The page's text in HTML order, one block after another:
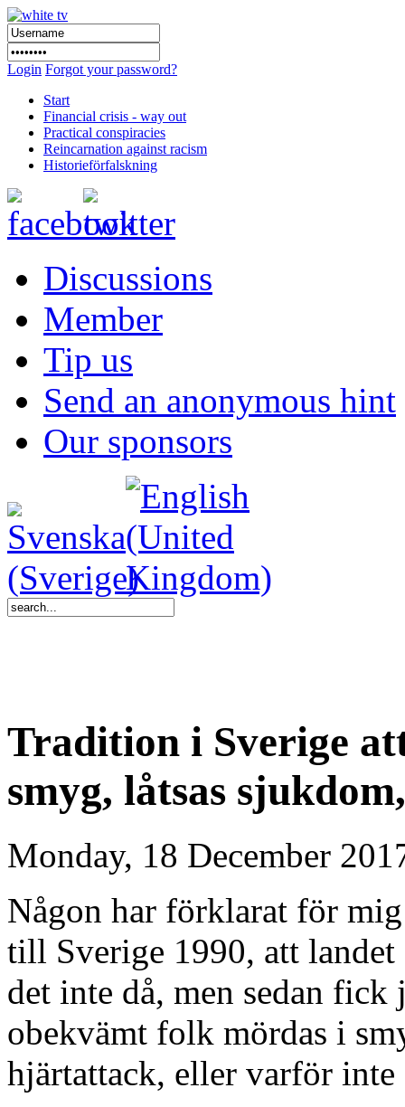
Login Forgot your password?
Start
Financial crisis - way out
Practical conspiracies
Reincarnation against racism
Historieförfalskning
Discussions
Member
Tip us
Send an anonymous hint
Our sponsors
Tradition i Sverige
smyg, låtsas
Monday, 18 December
Någon har förklarat för
till Sverige 1990, att
det inte då, men sedan
obekvämt folk mördas i
hjärtattack, eller varför inte